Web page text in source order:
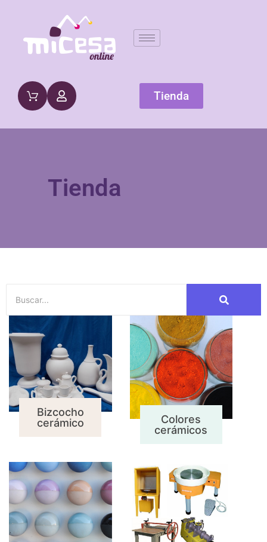
Tienda
Tienda
Bizcocho
cerámico
Colores
cerámicos